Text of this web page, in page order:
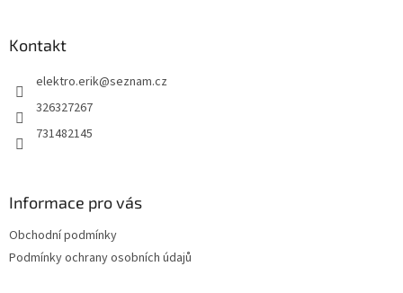
Kontakt
elektro.erik@seznam.cz
326327267
731482145
Informace pro vás
Obchodní podmínky
Podmínky ochrany osobních údajů